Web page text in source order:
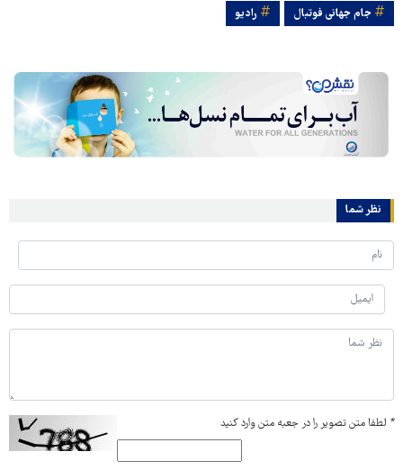
جام جهانی فوتبال رادیو
نظر شما
* لطفا متن تصویر را در جعبه متن وارد کنید